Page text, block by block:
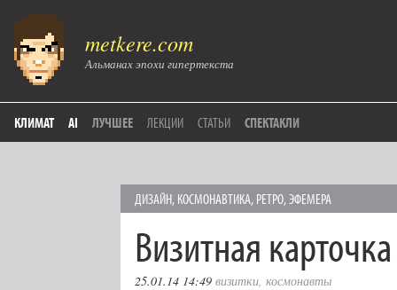
metkere.com
Альманах эпохи гипертекста
КЛИМАТ AI ЛУЧШЕЕ ЛЕКЦИИ СТАТЬИ СПЕКТАКЛИ
ДИЗАЙН, КОСМОНАВТИКА, РЕТРО,ЭФЕМЕРА
Визитная
25.01.14 14:49 визитки, космонавты